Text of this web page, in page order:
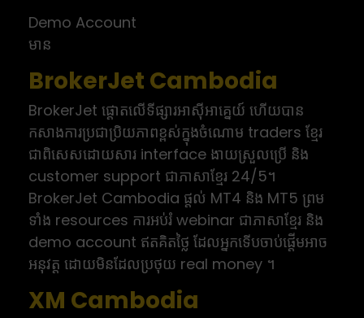
Demo Account
មាន
BrokerJet Cambodia
BrokerJet ផ្តោតលើទីផ្សារអាស៊ីអាគ្នេយ៍ ហើយបាន
កសាងការប្រជាប្រិយភាពខ្ពស់ក្នុងចំណោម traders ខ្មែរ
ជាពិសេសដោយសារ interface ងាយស្រួលប្រើ និង
customer support ជាភាសាខ្មែរ 24/5។
BrokerJet Cambodia ផ្តល់ MT4 និង MT5 ព្រម
ទាំង resources ការអប់រំ webinar ជាភាសាខ្មែរ និង
demo account ឥតគិតថ្លៃ ដែលអ្នកទើបចាប់ផ្តើមអាច
អនុវត្ត ដោយមិនដែលប្រថុយ real money ។
XM Cambodia